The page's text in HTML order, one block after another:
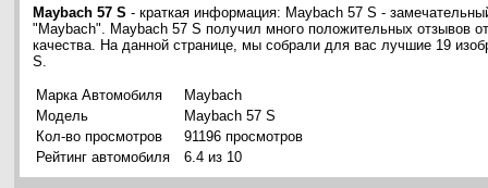
Maybach 57 S - краткая информация: Maybach 57 S -
"Maybach". Maybach 57 S получил много положительных отзывов
качества. На данной странице, мы собрали для вас лучшие 19
S.
Марка Автомобиля
Maybach
Модель
Maybach 57 S
Кол-во просмотров
91196 просмотров
Рейтинг автомобиля
6.4 из 10